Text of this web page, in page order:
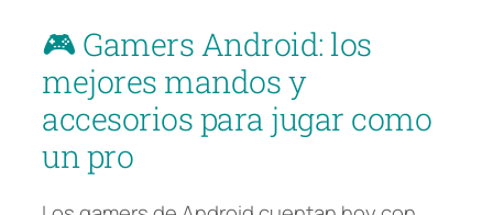
🎮 Gamers Android: los
mejores mandos y
accesorios para jugar como
un pro